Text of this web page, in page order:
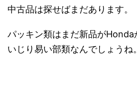
中古品は探せばまだあります。
パッキン類はまだ新品がHonda
いじり易い部類なんでしょうね。